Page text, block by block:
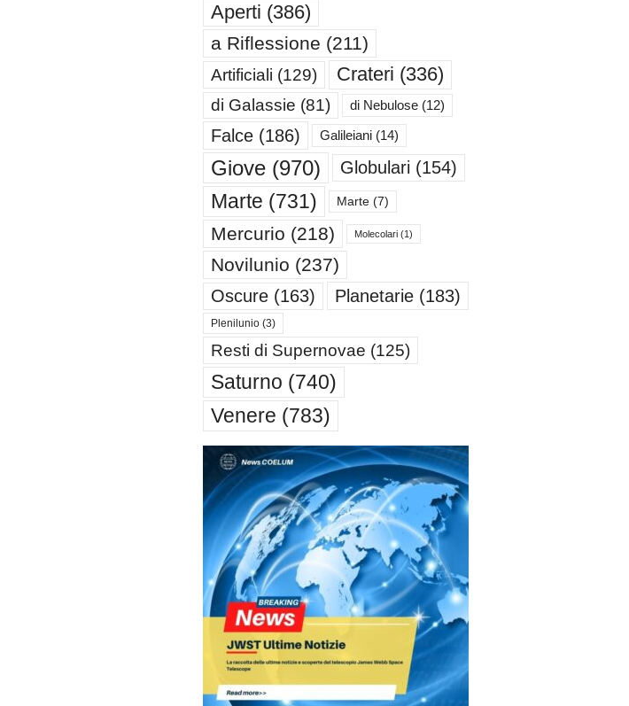
Aperti (386)
a Riflessione (211)
Artificiali (129) Crateri (336)
di Galassie (81) di Nebulose(12)
Falce(186) Galileiani(14)
Giove(970) Globulari (154)
Marte (731) Marte(7)
Mercurio (218) Molecolari(1)
Novilunio (237)
Oscure(163) Planetarie(183)
Plenilunio(3)
Resti di Supernovae (125)
Saturno (740)
Venere (783)